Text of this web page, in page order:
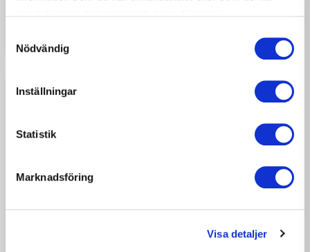
Nödvändig
Inställningar
Statistik
Marknadsföring
Visa detaljer
till hantverket